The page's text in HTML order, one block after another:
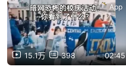
15.1万 398 02:45
App